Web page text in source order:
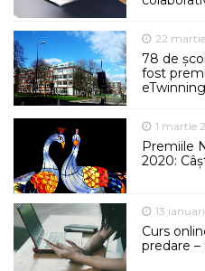
22
78 de
fost
1 martie
Premiile
2020:
13
Curs
predare –